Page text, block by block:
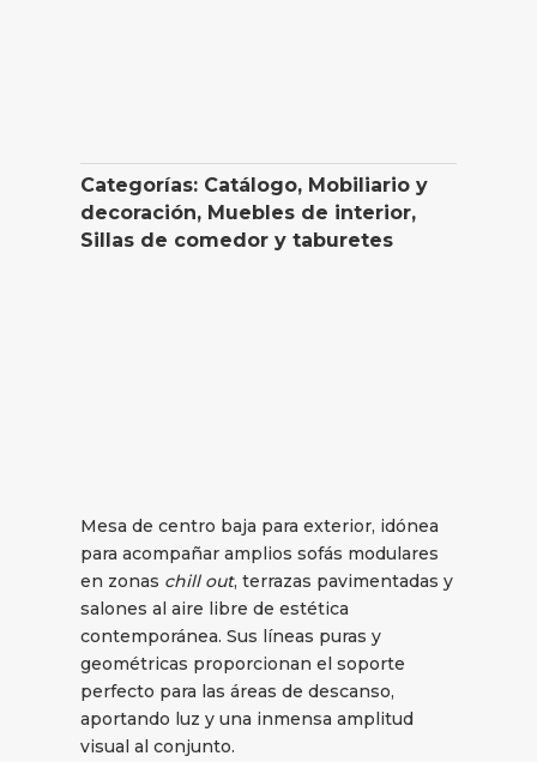
Categorías: Catálogo, Mobiliario y
decoración, Muebles de interior,
Sillas de comedor y taburetes
Mesa de centro baja para exterior, idónea
para acompañar amplios sofás modulares
en zonas chill out, terrazas pavimentadas y
salones al aire libre de estética
contemporánea. Sus líneas puras y
geométricas proporcionan el soporte
perfecto para las áreas de descanso,
aportando luz y una inmensa amplitud
visual al conjunto.